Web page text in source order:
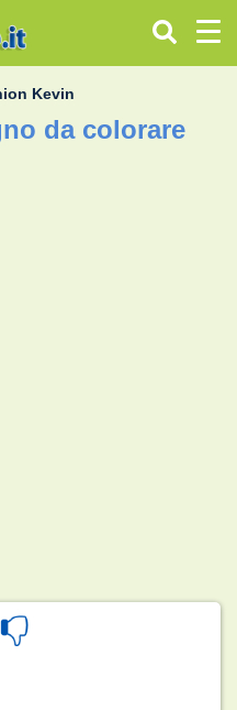
Kevin
da colorare